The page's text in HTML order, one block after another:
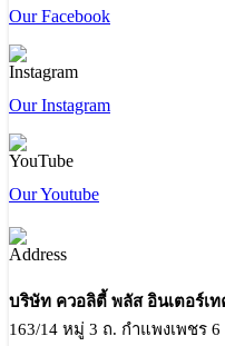
Our Facebook
Our Instagram
Our Youtube
บริษัท ควอลิตี้ พลัส อินเตอร์เ
163/14 หมู่ 3 ถ. กำแพงเพชร